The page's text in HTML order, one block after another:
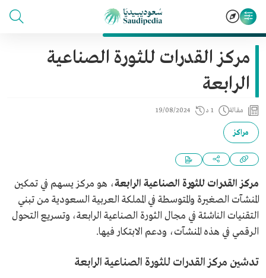
مركز القدرات للثورة الصناعية
الرابعة
مقالة 1 د 19/08/2024
مراكز
مركز القدرات للثورة الصناعية الرابعة، هو مركز يسهم في تمكين
المنشآت الصغيرة والمتوسطة في المملكة العربية السعودية من تبني
التقنيات الناشئة في مجال الثورة الصناعية الرابعة، وتسريع التحول
الرقمي في هذه المنشآت، ودعم الابتكار فيها.
تدشين مركز القدرات للثورة الصناعية الرابعة